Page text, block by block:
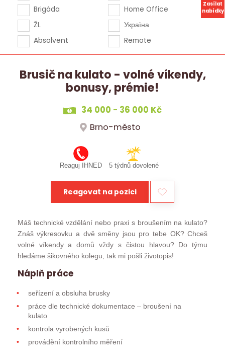
Zasílat
nabídky
Brigáda
ŽL
Absolvent
Home Office
Україна
Remote
Brusič na kulato - volné víkendy,
bonusy, prémie!
34 000 - 36 000 Kč
Brno-město
Reaguj IHNED 5 týdnů dovolené
Reagovat na pozici
Máš technické vzdělání nebo praxi s broušením na kulato?
Znáš výkresovku a dvě směny jsou pro tebe OK? Chceš
volné víkendy a domů vždy s čistou hlavou? Do týmu
hledáme šikovného kolegu, tak mi pošli životopis!
Náplň práce
seřízení a obsluha brusky
práce dle technické dokumentace – broušení na
kulato
kontrola vyrobených kusů
provádění kontrolního měření